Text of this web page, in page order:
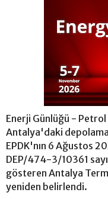
Enerji Günlüğü -
Antalya'daki
EPDK'nın 6 Ağustos
DEP/474-3/10361
gösteren Antalya
yeniden belirlendi.